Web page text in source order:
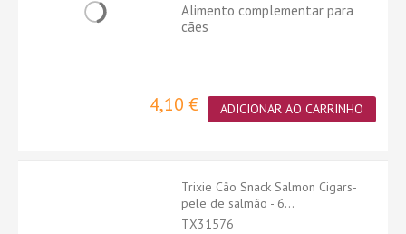
Alimento complementar para
cães
4,10 € ADICIONAR AO CARRINHO
Trixie Cão Snack Salmon Cigars-
pele de salmão - 6...
TX31576